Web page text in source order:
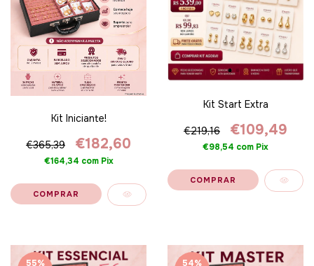
Kit Iniciante!
€365,39 €182,60
€164,34 com Pix
Kit Start Extra
€219,16 €109,49
€98,54 com Pix
55%
54%